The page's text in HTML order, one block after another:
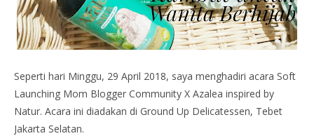
Seperti hari Minggu, 29 April 2018, saya menghadiri acara Soft
Launching Mom Blogger Community X Azalea inspired by
Natur. Acara ini diadakan di Ground Up Delicatessen, Tebet
Jakarta Selatan.